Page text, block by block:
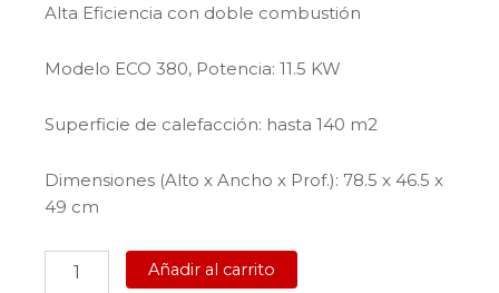
Alta Eficiencia con doble combustión
Modelo ECO 380, Potencia: 11.5 KW
Superficie de calefacción: hasta 140 m2
Dimensiones (Alto x Ancho x Prof.): 78.5 x 46.5 x
49 cm
CALEFACTOR
LEÑA
Añadir al carrito